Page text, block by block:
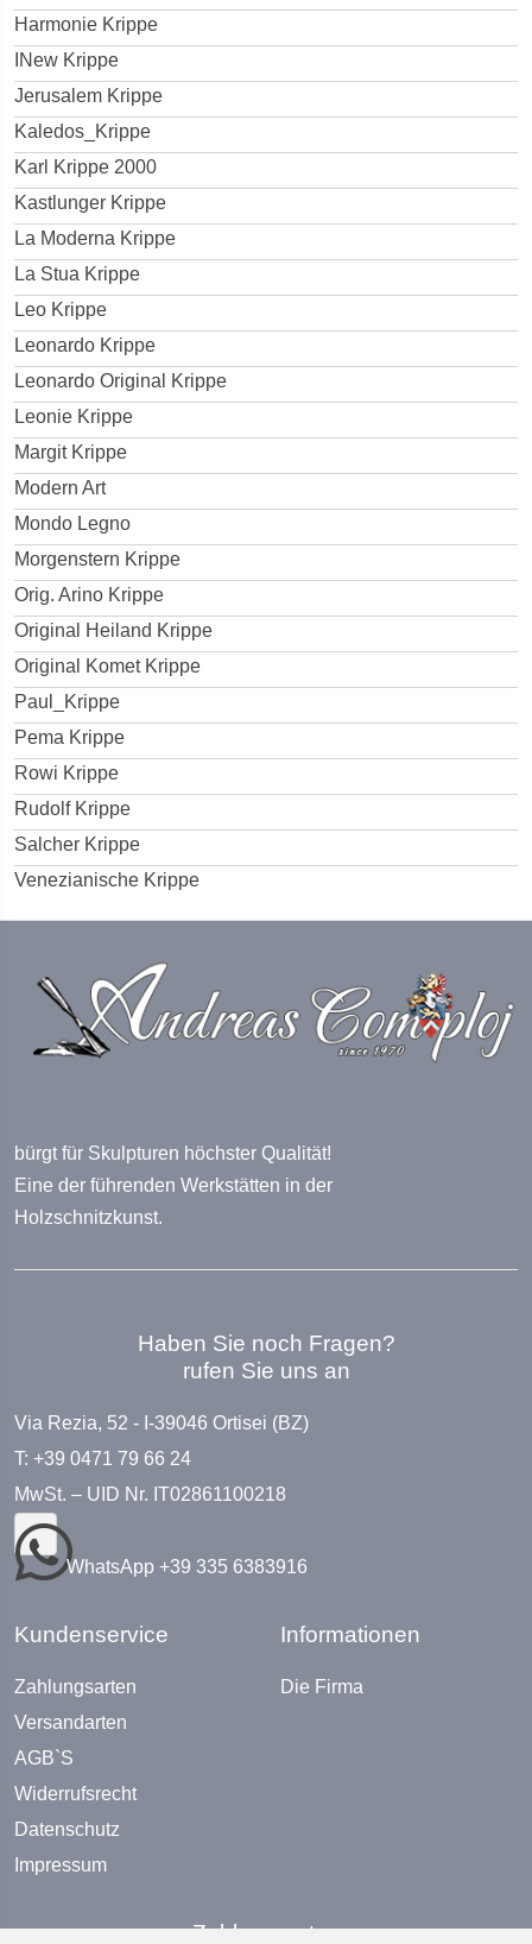
Harmonie Krippe
INew Krippe
Jerusalem Krippe
Kaledos_Krippe
Karl Krippe 2000
Kastlunger Krippe
La Moderna Krippe
La Stua Krippe
Leo Krippe
Leonardo Krippe
Leonardo Original Krippe
Leonie Krippe
Margit Krippe
Modern Art
Mondo Legno
Morgenstern Krippe
Orig. Arino Krippe
Original Heiland Krippe
Original Komet Krippe
Paul_Krippe
Pema Krippe
Rowi Krippe
Rudolf Krippe
Salcher Krippe
Venezianische Krippe
bürgt für Skulpturen höchster Qualität!
Eine der führenden Werkstätten in der
Holzschnitzkunst.
Haben Sie noch Fragen?
rufen Sie uns an
Via Rezia, 52 - I-39046 Ortisei (BZ)
T: +39 0471 79 66 24
MwSt. – UID Nr. IT02861100218
WhatsApp +39 335 6383916
Kundenservice
Zahlungsarten
Versandarten
AGB`S
Widerrufsrecht
Datenschutz
Impressum
Informationen
Die Firma
Zahlungsarten